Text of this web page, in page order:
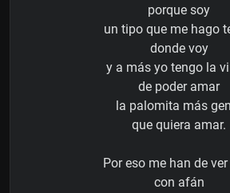
porque soy
un tipo que me hago
donde voy
y a más yo tengo la
de poder amar
la palomita más
que quiera amar.
Por eso me han de
con afán